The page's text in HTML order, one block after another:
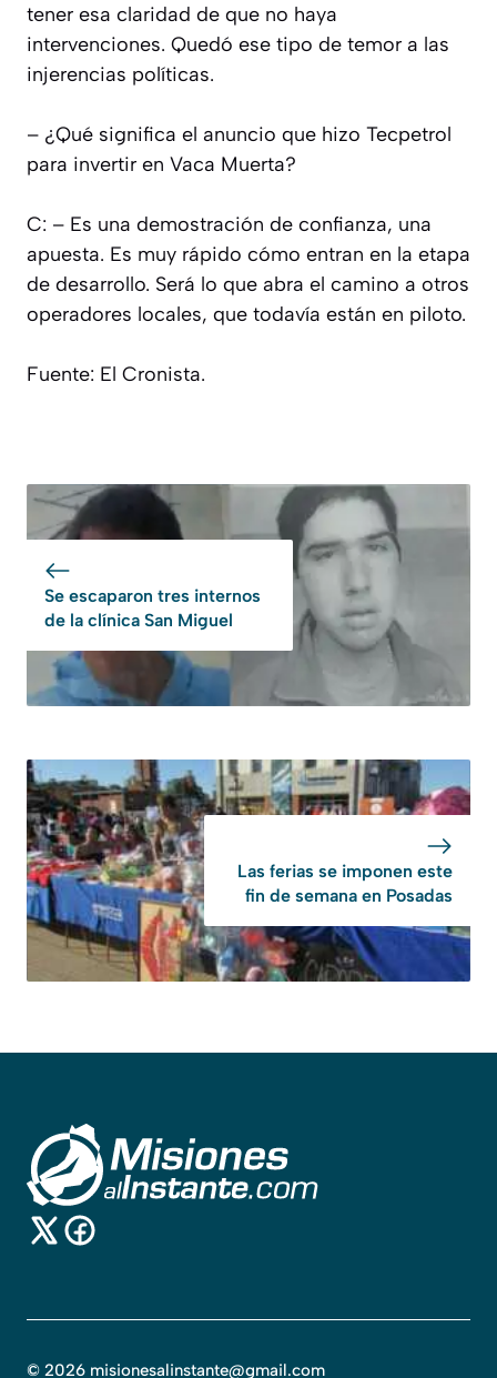
tener esa claridad de que no haya
intervenciones. Quedó ese tipo de temor a las
injerencias políticas.
– ¿Qué significa el anuncio que hizo Tecpetrol
para invertir en Vaca Muerta?
C: – Es una demostración de confianza, una
apuesta. Es muy rápido cómo entran en la etapa
de desarrollo. Será lo que abra el camino a otros
operadores locales, que todavía están en piloto.
Fuente: El Cronista.
Se escaparon tres internos
de la clínica San Miguel
Las ferias se imponen este
fin de semana en Posadas
© 2026 misionesalinstante@gmail.com